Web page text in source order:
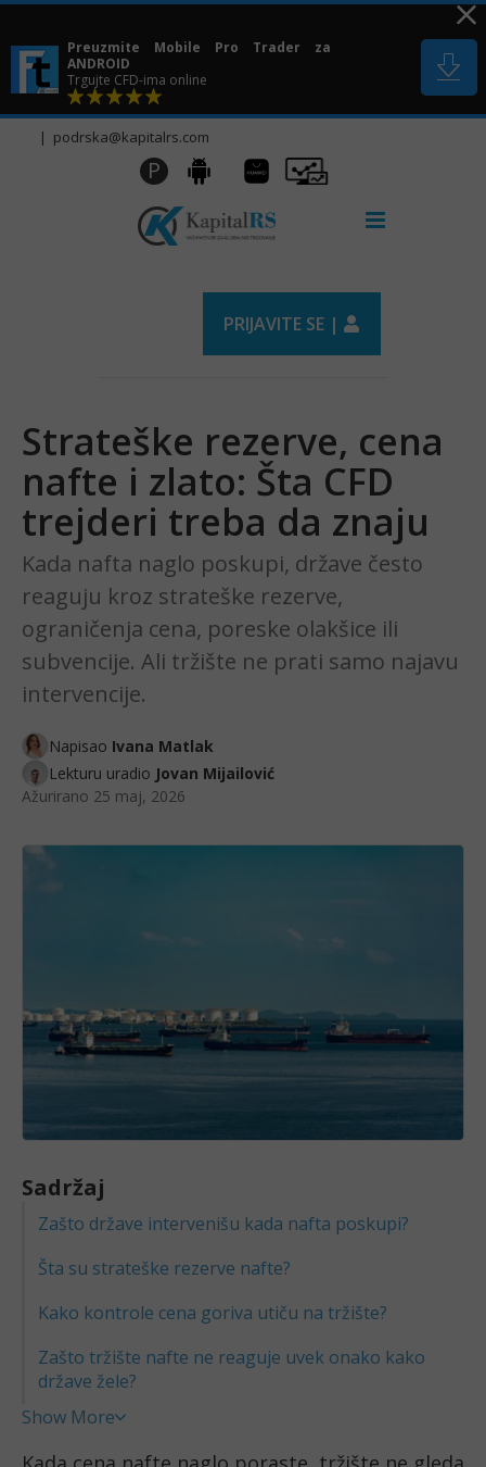
Skip
content Preuzmite Mobile Pro Trader za
ANDROID
Trgujte CFD-ima online
| podrska@kapitalrs.com
P Android
Huawei
AppGallery
Pro
Trader
PRIJAVITE SE |
Strateške rezerve, cena
nafte i zlato: Šta CFD
trejderi treba da znaju
Kada nafta naglo poskupi, države često
reaguju kroz strateške rezerve,
ograničenja cena, poreske olakšice ili
subvencije. Ali tržište ne prati samo najavu
intervencije.
Napisao Ivana Matlak
Lekturu uradio Jovan Mijailović
Ažurirano 25 maj, 2026
Sadržaj
Zašto države intervenišu kada nafta poskupi?
Šta su strateške rezerve nafte?
Kako kontrole cena goriva utiču na tržište?
Zašto tržište nafte ne reaguje uvek onako kako
države žele?
Show More